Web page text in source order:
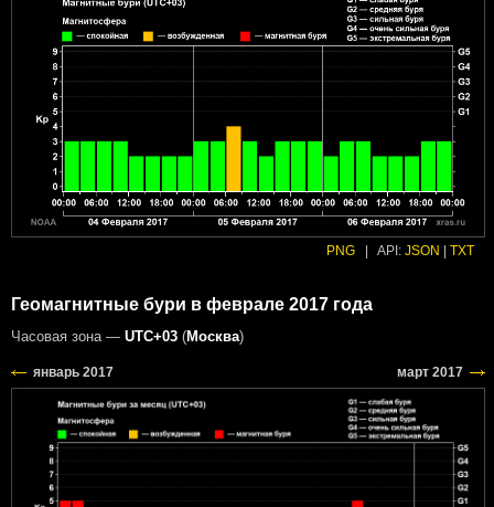
PNG API: JSON TXT
Геомагнитные бури в феврале 2017 года
Часовая зона — UTC+03 (Москва)